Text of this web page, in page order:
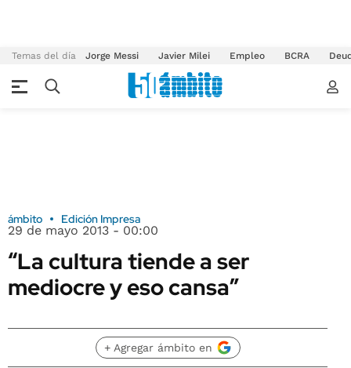
Temas del día Jorge Messi Javier Milei Empleo BCRA
ámbito Edición Impresa
29 de mayo 2013 - 00:00
“La cultura tiende a ser
mediocre y eso cansa”
+ Agregar ámbito en